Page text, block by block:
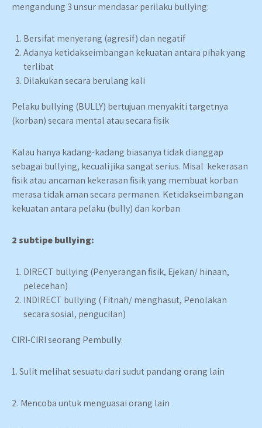
mengandung 3 unsur mendasar perilaku bullying:
Bersifat menyerang (agresif) dan negatif
Adanya ketidakseimbangan kekuatan antara pihak yang
terlibat
Dilakukan secara berulang kali
Pelaku bullying (BULLY) bertujuan menyakiti targetnya
(korban) secara mental atau secara fisik
Kalau hanya kadang-kadang biasanya tidak dianggap
sebagai bullying, kecuali jika sangat serius. Misal kekerasan
fisik atau ancaman kekerasan fisik yang membuat korban
merasa tidak aman secara permanen. Ketidakseimbangan
kekuatan antara pelaku (bully) dan korban
2 subtipe bullying:
DIRECT bullying (Penyerangan fisik, Ejekan/ hinaan,
pelecehan)
INDIRECT bullying ( Fitnah/ menghasut, Penolakan
secara sosial, pengucilan)
CIRI-CIRI seorang Pembully:
1. Sulit melihat sesuatu dari sudut pandang orang lain
2. Mencoba untuk menguasai orang lain